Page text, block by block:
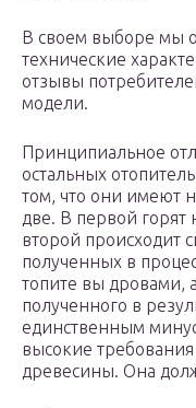
В своем выборе мы
технические
отзывы
модели.
Принципиальное
остальных
том, что они имеют
две. В первой горят
второй происходит
полученных в
топите вы дровами, а
полученного в
единственным
высокие
древесины. Она